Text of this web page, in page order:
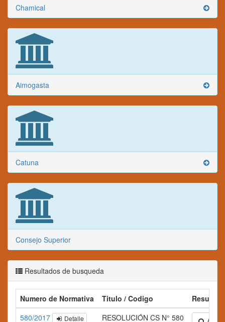
Chamical
Aimogasta
Catuna
Consejo Superior
Resultados de busqueda
Numero de Normativa Titulo / Codigo
Resumen
580/2017
Detalle RESOLUCIÓN CS N° 580